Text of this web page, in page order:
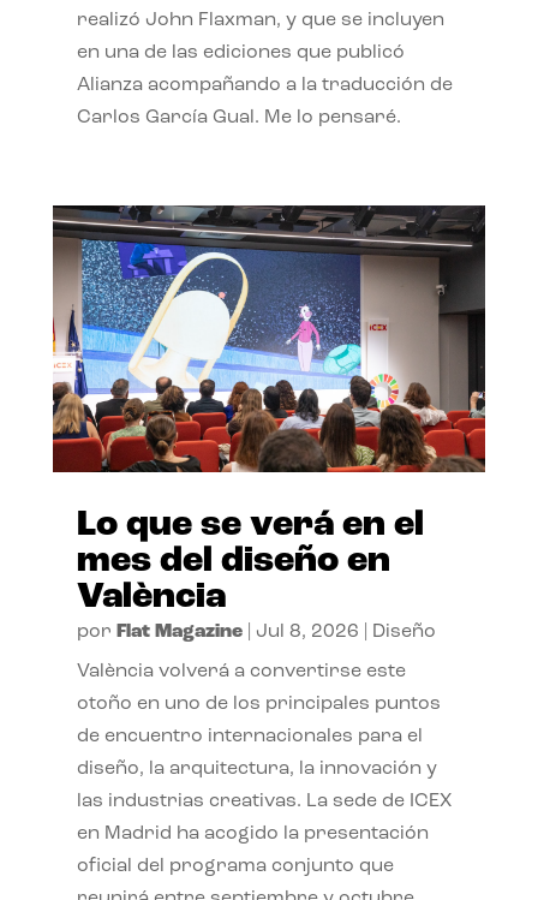
realizó John Flaxman, y que se incluyen
en una de las ediciones que publicó
Alianza acompañando a la traducción de
Carlos García Gual. Me lo pensaré.
Lo que se verá en el
mes del diseño en
València
por Flat Magazine| Jul 8, 2026 Diseño
València volverá a convertirse este
otoño en uno de los principales puntos
de encuentro internacionales para el
diseño, la arquitectura, la innovación y
las industrias creativas. La sede de ICEX
en Madrid ha acogido la presentación
oficial del programa conjunto que